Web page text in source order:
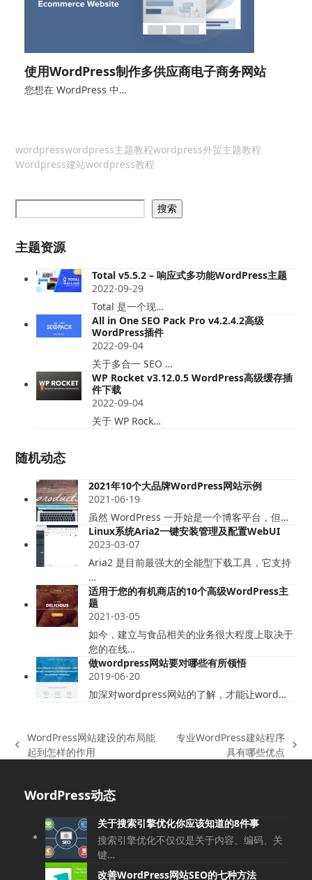
使用WordPress制作多供应商电子商务网站
您想在 WordPress 中…
wordpresswordpress主题教程wordpress外贸主题教程
Wordpress建站wordpress教程
搜索
主题资源
Total v5.5.2 – 响应式多功能WordPress主题
2022-09-29
Total 是一个现…
All in One SEO Pack Pro v4.2.4.2高级
WordPress插件
2022-09-04
关于多合一 SEO …
WP Rocket v3.12.0.5 WordPress高级缓存插
件下载
2022-09-04
关于 WP Rock…
随机动态
2021年10个大品牌WordPress网站示例
2021-06-19
虽然 WordPress 一开始是一个博客平台，但…
Linux系统Aria2一键安装管理及配置WebUI
2023-03-07
Aria2 是目前最强大的全能型下载工具，它支持
…
适用于您的有机商店的10个高级WordPress主
题
2021-03-05
如今，建立与食品相关的业务很大程度上取决于
您的在线…
做wordpress网站要对哪些有所领悟
2019-06-20
加深对wordpress网站的了解，才能让word…
上
文
WordPress网站建设的布局能
起到怎样的作用
专业WordPress建站程序
具有哪些优点
WordPress动态
关于搜索引擎优化你应该知道的8件事
搜索引擎优化不仅仅是关于内容、编码、关
键…
改善WordPress网站SEO的七种方法